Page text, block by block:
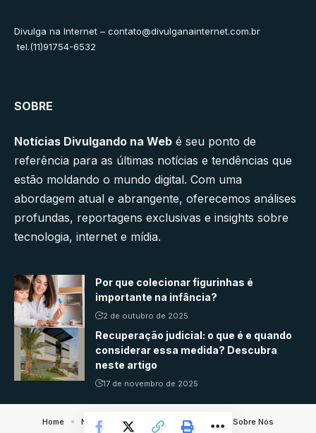
Divulga na Internet – contato@divulganainternet.com.br
tel.(11)91754-6532
SOBRE
Notícias Divulgando na Web é seu ponto de
referência para as últimas notícias e tendências que
estão moldando o mundo digital. Com uma
abordagem atual e abrangente, oferecemos análises
profundas, reportagens exclusivas e insights sobre
tecnologia, internet e mídia.
Por que colecionar figurinhas é
importante na infância?
2 de outubro de 2025
Recuperação judicial: o que é e quando
considerar essa medida? Descubra
neste artigo
17 de novembro de 2025
Home Notícias Quem faz Contato Sobre Nós